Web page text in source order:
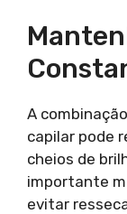
A
capilar pode
cheios de
importante
evitar